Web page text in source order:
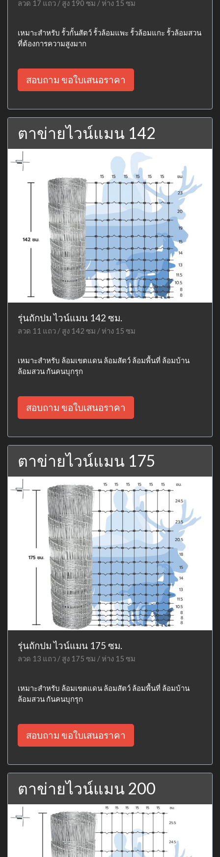
ลวด 17 แถว / สูง 190 ซม / ห่าง 15 ซม
เหมาะสำหรับ รั้วกั้นสัตว์ รั้วล้อมแพะ รั้วล้อมแกะ รั้วล้อมสวน
ที่ต้องการความสูงมาก
สอบถาม ขอใบเสนอราคา
ตาข่ายไวน์แมน 142
รุ่นถักปม ไวน์แมน 142 ซม.
ลวด 11 แถว / สูง 142 ซม / ห่าง 15 ซม
เหมาะสำหรับ ล้อมเขตแดน ล้อมสัตว์ ล้อมพื้นที่ ล้อมบ้าน
ล้อมสวน กันคนบุกรุก
สอบถาม ขอใบเสนอราคา
ตาข่ายไวน์แมน 175
รุ่นถักปม ไวน์แมน 175 ซม.
ลวด 13 แถว / สูง 175 ซม / ห่าง 15 ซม
เหมาะสำหรับ ล้อมเขตแดน ล้อมสัตว์ ล้อมพื้นที่ ล้อมบ้าน
ล้อมสวน กันคนบุกรุก
สอบถาม ขอใบเสนอราคา
ตาข่ายไวน์แมน 200